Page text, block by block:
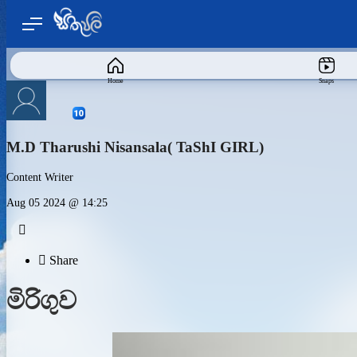
Home Snaps
M.D Tharushi Nisansala( TaShI GIRL)
Content Writer
Aug 05 2024 @ 14:25

 Share
මිරිගුව